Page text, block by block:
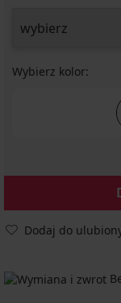
Wybierz kolor:
Dodaj do